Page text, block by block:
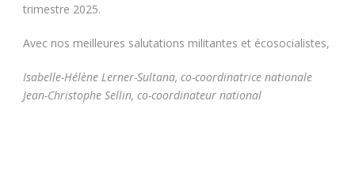
trimestre 2025.
Avec nos meilleures salutations militantes et écosocialistes,
Isabelle-Hélène Lerner-Sultana, co-coordinatrice nationale
Jean-Christophe Sellin, co-coordinateur national